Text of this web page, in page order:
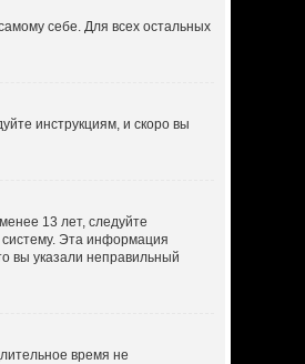
себе. Для всех остальных
инструкциям, и скоро вы
13 лет, следуйте
Эта информация
вы указали неправильный
время не